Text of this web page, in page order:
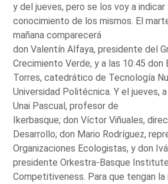
y del jueves, pero se los voy a
conocimiento de los mismos. El
mañana comparecerá
don Valentín Alfaya, presidente del
Crecimiento Verde, y a las 10:45 don
Torres, catedrático de Tecnología
Universidad Politécnica. Y el jueves,
Unai Pascual, profesor de
Ikerbasque; don Víctor Viñuales,
Desarrollo; don Mario Rodríguez,
Organizaciones Ecologistas, y don
presidente Orkestra-Basque
Competitiveness. Para que tengan la